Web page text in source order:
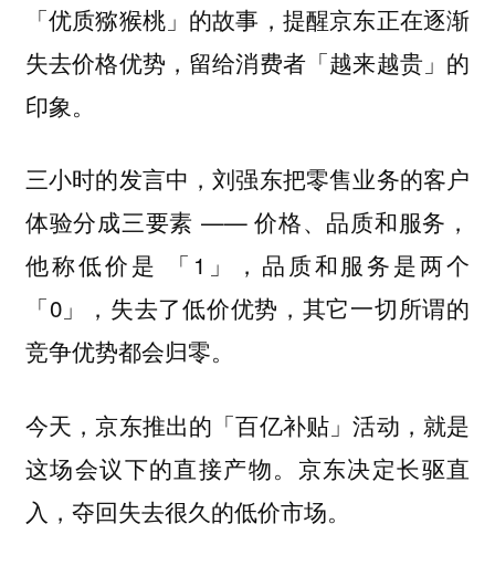
「优质猕猴桃」的故事，提醒京东正在逐渐
失去价格优势，留给消费者「越来越贵」的
印象。
三小时的发言中，刘强东把零售业务的客户
体验分成三要素 —— 价格、品质和服务，
他称低价是 「1」，品质和服务是两个
「0」，失去了低价优势，其它一切所谓的
竞争优势都会归零。
今天，京东推出的「百亿补贴」活动，就是
这场会议下的直接产物。京东决定长驱直
入，夺回失去很久的低价市场。